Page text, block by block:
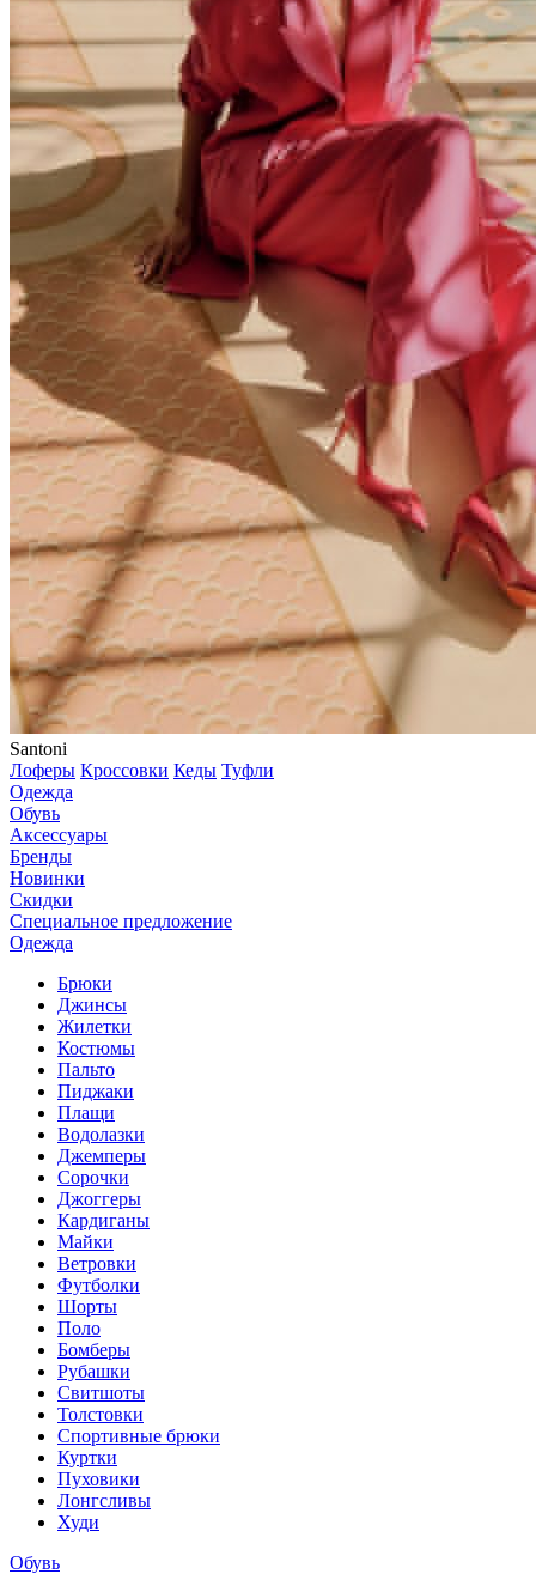
Santoni
Лоферы Кроссовки Кеды Туфли
Одежда
Обувь
Аксессуары
Бренды
Новинки
Скидки
Специальное предложение
Одежда
Брюки
Джинсы
Жилетки
Костюмы
Пальто
Пиджаки
Плащи
Водолазки
Джемперы
Сорочки
Джоггеры
Кардиганы
Майки
Ветровки
Футболки
Шорты
Поло
Бомберы
Рубашки
Свитшоты
Толстовки
Спортивные брюки
Куртки
Пуховики
Лонгсливы
Худи
Обувь